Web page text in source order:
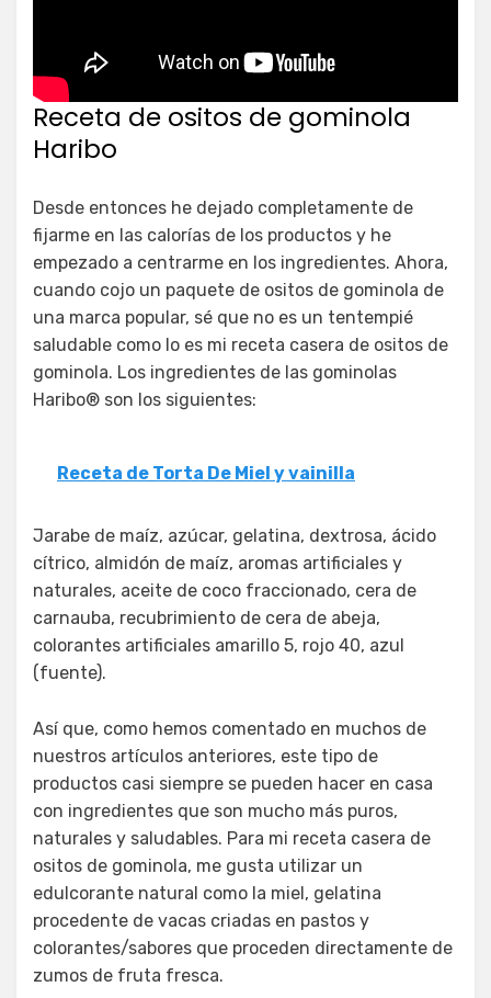
Receta de ositos de gominola
Haribo
Desde entonces he dejado completamente de
fijarme en las calorías de los productos y he
empezado a centrarme en los ingredientes. Ahora,
cuando cojo un paquete de ositos de gominola de
una marca popular, sé que no es un tentempié
saludable como lo es mi receta casera de ositos de
gominola. Los ingredientes de las gominolas
Haribo® son los siguientes:
Receta de Torta De Miel y vainilla
Jarabe de maíz, azúcar, gelatina, dextrosa, ácido
cítrico, almidón de maíz, aromas artificiales y
naturales, aceite de coco fraccionado, cera de
carnauba, recubrimiento de cera de abeja,
colorantes artificiales amarillo 5, rojo 40, azul
(fuente).
Así que, como hemos comentado en muchos de
nuestros artículos anteriores, este tipo de
productos casi siempre se pueden hacer en casa
con ingredientes que son mucho más puros,
naturales y saludables. Para mi receta casera de
ositos de gominola, me gusta utilizar un
edulcorante natural como la miel, gelatina
procedente de vacas criadas en pastos y
colorantes/sabores que proceden directamente de
zumos de fruta fresca.